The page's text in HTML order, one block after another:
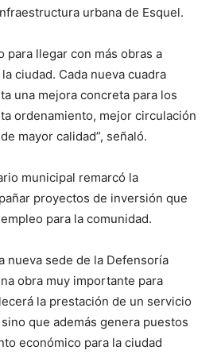
urbana de Esquel.
para llegar con más obras a
ciudad. Cada nueva cuadra
una mejora concreta para los
ordenamiento, mejor circulación
mayor calidad”, señaló.
municipal remarcó la
proyectos de inversión que
para la comunidad.
nueva sede de la Defensoría
obra muy importante para
la prestación de un servicio
que además genera puestos
económico para la ciudad